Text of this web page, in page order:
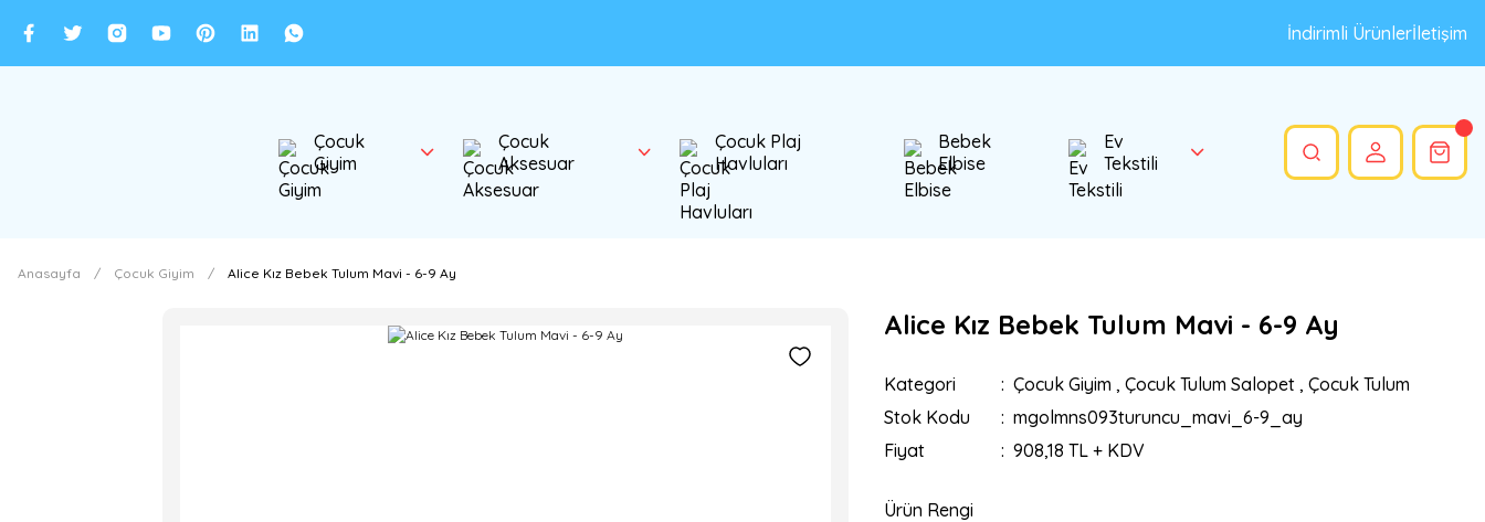
İndirimli Ürünlerİletişim
Çocuk
Giyim
Çocuk
Aksesuar
Çocuk Plaj
Havluları
Bebek
Elbise
Ev
Tekstili
Anasayfa Çocuk Giyim Alice Kız Bebek Tulum Mavi - 6-9 Ay
Alice Kız Bebek Tulum Mavi - 6-9 Ay
Kategori Çocuk Giyim , Çocuk Tulum Salopet , Çocuk Tulum
Stok Kodu
mgolmns093turuncu_mavi_6-9_ay
Fiyat
908,18 TL + KDV
Ürün Rengi